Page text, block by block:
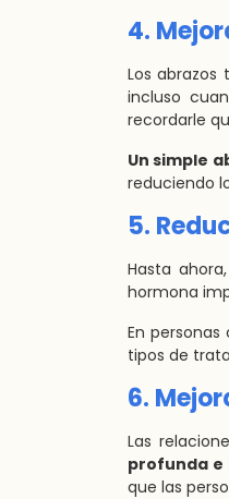
4.
Los
incluso
recordarle
Un simple
reduciendo
5.
Hasta
hormona
En
tipos de
6.
Las
profunda
que las